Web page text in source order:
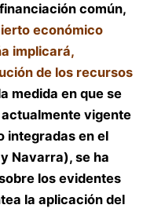
común,
económico
implicará,
de los recursos
medida en que se
vigente
integradas en el
Navarra), se ha
los evidentes
la aplicación del